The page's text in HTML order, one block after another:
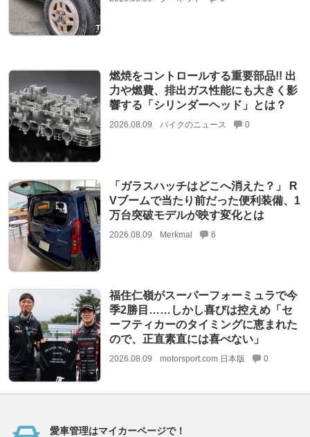
燃焼をコントロールする重要部品!! 出
力や燃費、排出ガス性能にも大きく影
響する「シリンダーヘッド」とは？
2026.08.09 バイクのニュース 0
「ガラスハッチはどこへ消えた？」 R
Vブームで当たり前だった便利装備、1
万台突破モデルが映す変化とは
2026.08.09 Merkmal 6
福住仁嶺がスーパーフォーミュラで今
季2勝目……しかし喜びは控えめ「セ
ーフティカーのタイミングに恵まれた
ので、正直素直には喜べない」
2026.08.09 motorsport.com 日本版 0
愛車管理はマイカーページで！